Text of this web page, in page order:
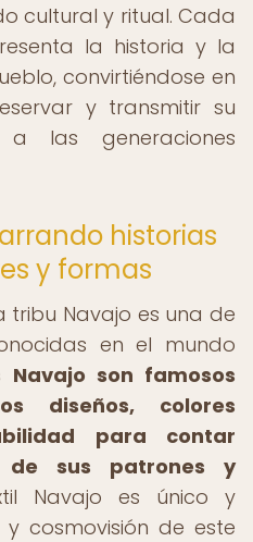
cultural y ritual. Cada
la historia y la
convirtiéndose en
y transmitir su
a las generaciones
historias
y formas
tribu Navajo es una de
en el mundo
Navajo son famosos
diseños, colores
para contar
sus patrones y
Navajo es único y
cosmovisión de este